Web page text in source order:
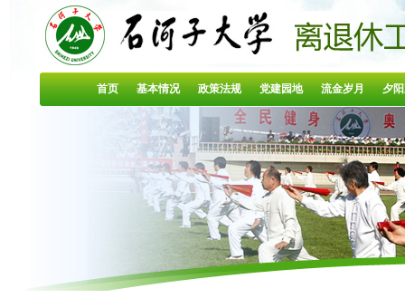
首页 基本情况 政策法规 党建园地 流金岁月 夕